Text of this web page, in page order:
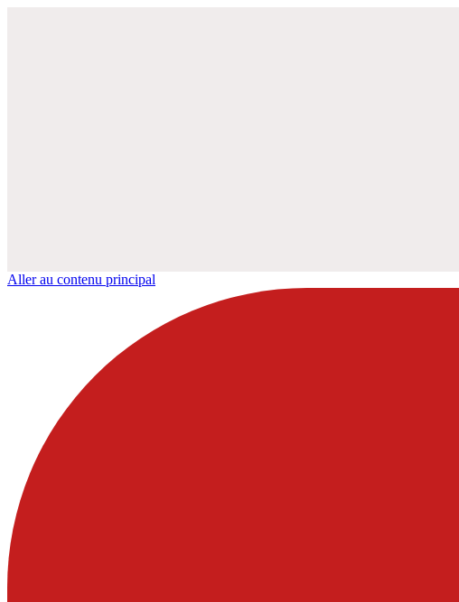
Aller au contenu principal